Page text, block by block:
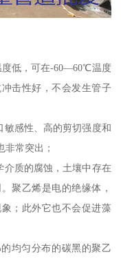
度低，可在-60—60℃温度
击性好，不会发生管子
敏感性、高的剪切强度和
常突出；
介质的腐蚀，土壤中存在
聚乙烯是电的绝缘体，
；此外它也不会促进藻
均匀分布的碳黑的聚乙